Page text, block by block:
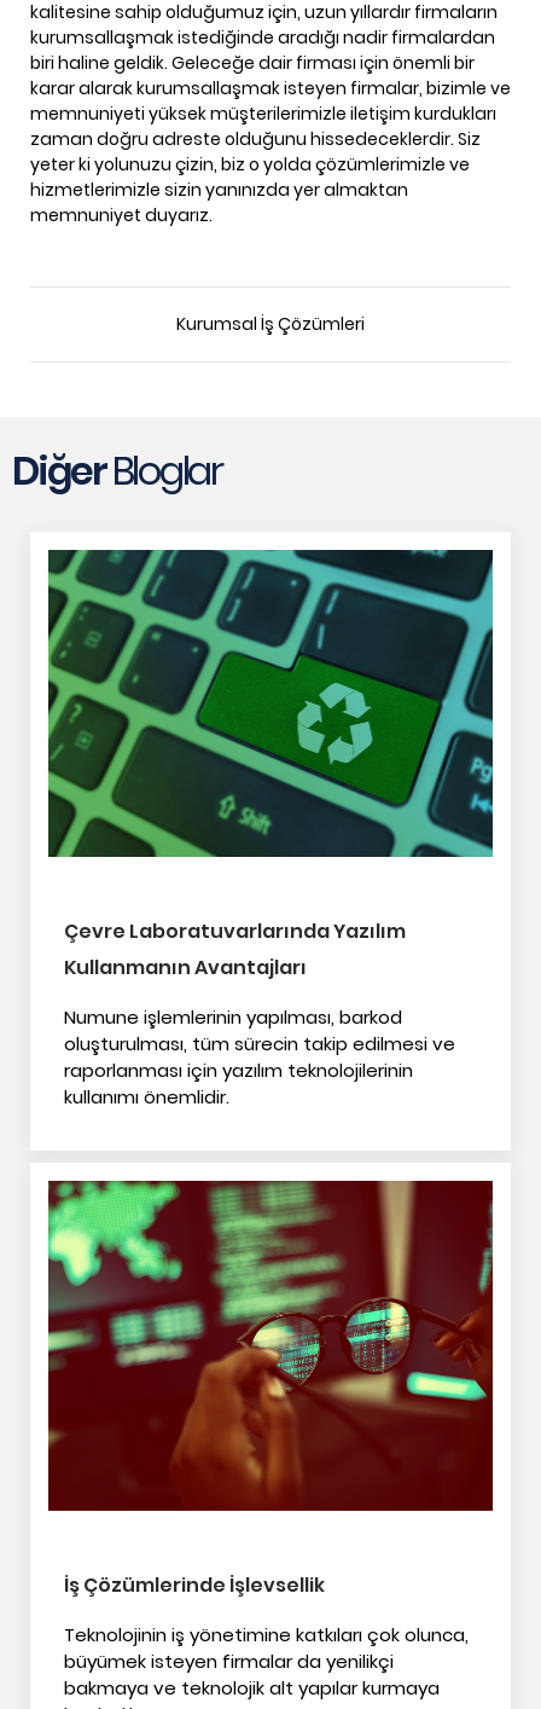
kalitesine sahip olduğumuz için, uzun yıllardır firmaların
kurumsallaşmak istediğinde aradığı nadir firmalardan
biri haline geldik. Geleceğe dair firması için önemli bir
karar alarak kurumsallaşmak isteyen firmalar, bizimle ve
memnuniyeti yüksek müşterilerimizle iletişim kurdukları
zaman doğru adreste olduğunu hissedeceklerdir. Siz
yeter ki yolunuzu çizin, biz o yolda çözümlerimizle ve
hizmetlerimizle sizin yanınızda yer almaktan
memnuniyet duyarız.
Kurumsal İş Çözümleri
DiğerBloglar
Çevre Laboratuvarlarında Yazılım
Kullanmanın Avantajları
Numune işlemlerinin yapılması, barkod
oluşturulması, tüm sürecin takip edilmesi ve
raporlanması için yazılım teknolojilerinin
kullanımı önemlidir.
İş Çözümlerinde İşlevsellik
Teknolojinin iş yönetimine katkıları çok olunca,
büyümek isteyen firmalar da yenilikçi
bakmaya ve teknolojik alt yapılar kurmaya